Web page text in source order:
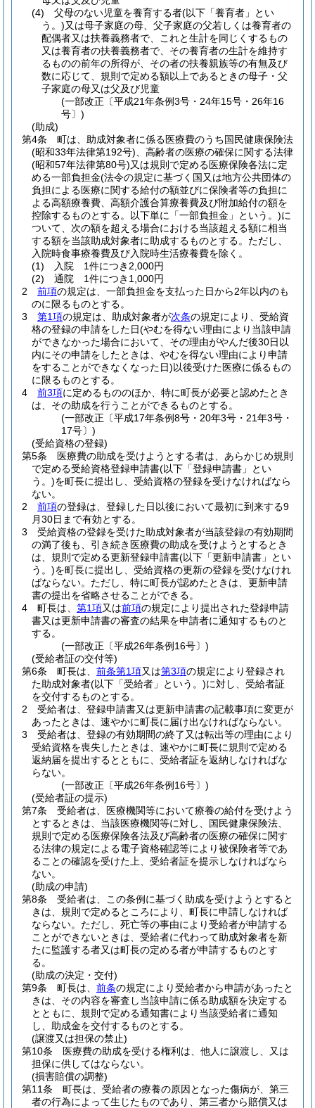
(4)
父母のない児童を養育する者(以下「養育者」とい
う。)又は母子家庭の母、父子家庭の父若しくは養育者の
配偶者又は扶養義務者で、これと生計を同じくするもの
又は養育者の扶養義務者で、その養育者の生計を維持す
るものの前年の所得が、その者の扶養親族等の有無及び
数に応じて、規則で定める額以上であるときの母子・父
子家庭の母又は父及び児童
(一部改正〔平成21年条例3号・24年15号・26年16
号〕)
(助成)
第4条
町は、助成対象者に係る医療費のうち国民健康保険法
(昭和33年法律第192号) 、高齢者の医療の確保に関する法律
(昭和57年法律第80号)又は規則で定める医療保険各法に定
める一部負担金(法令の規定に基づく国又は地方公共団体の
負担による医療に関する給付の額並びに保険者等の負担に
よる高額療養費、高額介護合算療養費及び附加給付の額を
控除するものとする。以下単に「一部負担金」という。)に
ついて、次の額を超える場合における当該超える額に相当
する額を当該助成対象者に助成するものとする。 ただし、
入院時食事療養費及び入院時生活療養費を除く。
(1)
入院 1件につき2,000円
(2)
通院 1件につき1,000円
2
前項の規定は、一部負担金を支払った日から2年以内のも
のに限るものとする。
3
第1項の規定は、助成対象者が次条の規定により、受給資
格の登録の申請をした日(やむを得ない理由により当該申請
ができなかった場合において、その理由がやんだ後30日以
内にその申請をしたときは、やむを得ない理由により申請
をすることができなくなった日)以後受けた医療に係るもの
に限るものとする。
4
前3項に定めるもののほか、特に町長が必要と認めたとき
は、その助成を行うことができるものとする。
(一部改正〔平成17年条例8号・20年3号・21年3号・
17号〕)
(受給資格の登録)
第5条
医療費の助成を受けようとする者は、あらかじめ規則
で定める受給資格登録申請書(以下「登録申請書」とい
う。)を町長に提出し、受給資格の登録を受けなければなら
ない。
2
前項の登録は、登録した日以後において最初に到来する9
月30日まで有効とする。
3
受給資格の登録を受けた助成対象者が当該登録の有効期間
の満了後も、引き続き医療費の助成を受けようとするとき
は、規則で定める更新登録申請書(以下「更新申請書」とい
う。)を町長に提出し、受給資格の更新の登録を受けなけれ
ばならない。 ただし、特に町長が認めたときは、更新申請
書の提出を省略させることができる。
4
町長は、 第1項又は前項の規定により提出された登録申請
書又は更新申請書の審査の結果を申請者に通知するものと
する。
(一部改正〔平成26年条例16号〕)
(受給者証の交付等)
第6条
町長は、 前条第1項又は第3項の規定により登録され
た助成対象者(以下「受給者」という。)に対し、受給者証
を交付するものとする。
2
受給者は、登録申請書又は更新申請書の記載事項に変更が
あったときは、速やかに町長に届け出なければならない。
3
受給者は、登録の有効期間の終了又は転出等の理由により
受給資格を喪失したときは、速やかに町長に規則で定める
返納届を提出するとともに、受給者証を返納しなければな
らない。
(一部改正〔平成26年条例16号〕)
(受給者証の提示)
第7条
受給者は、医療機関等において療養の給付を受けよう
とするときは、当該医療機関等に対し、国民健康保険法、
規則で定める医療保険各法及び高齢者の医療の確保に関す
る法律の規定による電子資格確認等により被保険者等であ
ることの確認を受けた上、受給者証を提示しなければなら
ない。
(助成の申請)
第8条
受給者は、この条例に基づく助成を受けようとすると
きは、規則で定めるところにより、町長に申請しなければ
ならない。 ただし、死亡等の事由により受給者が申請する
ことができないときは、受給者に代わって助成対象者を新
たに監護する者又は町長の定める者が申請するものとす
る。
(助成の決定・交付)
第9条
町長は、 前条の規定により受給者から申請があったと
きは、その内容を審査し当該申請に係る助成額を決定する
とともに、規則で定める通知書により当該受給者に通知
し、助成金を交付するものとする。
(譲渡又は担保の禁止)
第10条
医療費の助成を受ける権利は、他人に譲渡し、又は
担保に供してはならない。
(損害賠償の調整)
第11条
町長は、受給者の療養の原因となった傷病が、第三
者の行為によって生じたものであり、第三者から賠償又は